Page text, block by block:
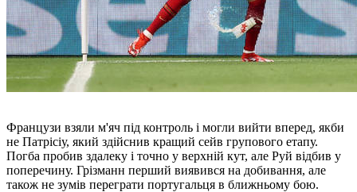
Французи взяли м'яч під контроль і могли вийти вперед, якби
не Патрісіу, який здійснив кращий сейв групового етапу.
Погба пробив здалеку і точно у верхній кут, але Руй відбив у
поперечину. Грізманн перший виявився на добивання, але
також не зумів переграти португальця в ближньому бою.